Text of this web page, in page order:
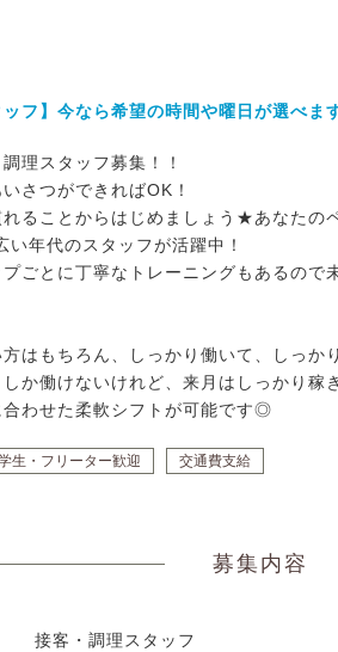
ッフ】今なら希望の時間や曜日が選べ
理スタッフ募集！！
さつができればOK！
ることからはじめましょう★あなたの
い年代のスタッフが活躍中！
ごとに丁寧なトレーニングもあるので
はもちろん、しっかり働いて、しっか
しか働けないけれど、来月はしっかり稼
合わせた柔軟シフトが可能です◎
生・フリーター歓迎 交通費支給
募集内容
接客・調理スタッフ